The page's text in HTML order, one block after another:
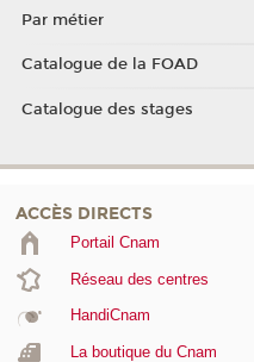
Par métier
Catalogue de la FOAD
Catalogue des stages
ACCÈS DIRECTS
Portail Cnam
Réseau des centres
HandiCnam
La boutique du Cnam